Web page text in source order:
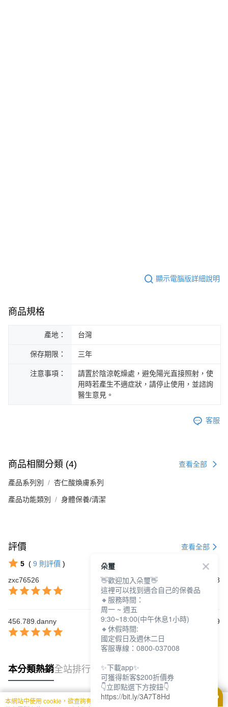
顯示電腦版詳細說明
商品規格
產地： 台灣
保存期限： 三年
注意事項：
請置於陰涼乾燥處，避免陽光直接照射，使
用時若產生不適症狀，請停止使用，並諮詢
醫生意見。
客服
商品相關分類 (4) 查看全部
產品系列別 杏仁酸煥膚系列
產品功能類別 身體保養/清潔
評價 查看全部
5 ( 9 則評價 )
zxc76526
2025/02/28
456.789.danny 2024/06/19
本分類熱銷全站排行
本網站中使用 cookie，欲查詢有關本網站使用 cookie 方式之詳情，及若您不希
朵璽
👋歡迎加入朵璽👋
這裡可以找到適合自己的保養品
🔸服務時間：
周一 ~ 週五
9:30~18:00(中午休息1小時)
🔸休假時間:
國定假日及週休二日
客服專線：0800-037008
✨下載app✨
可獲得新客$200折價券
👇立即點選下方按鈕👇
https://bit.ly/3A7T8Hd